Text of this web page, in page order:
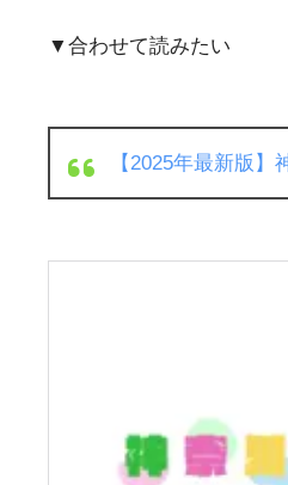
▼合わせて読みたい
【2025年最新版